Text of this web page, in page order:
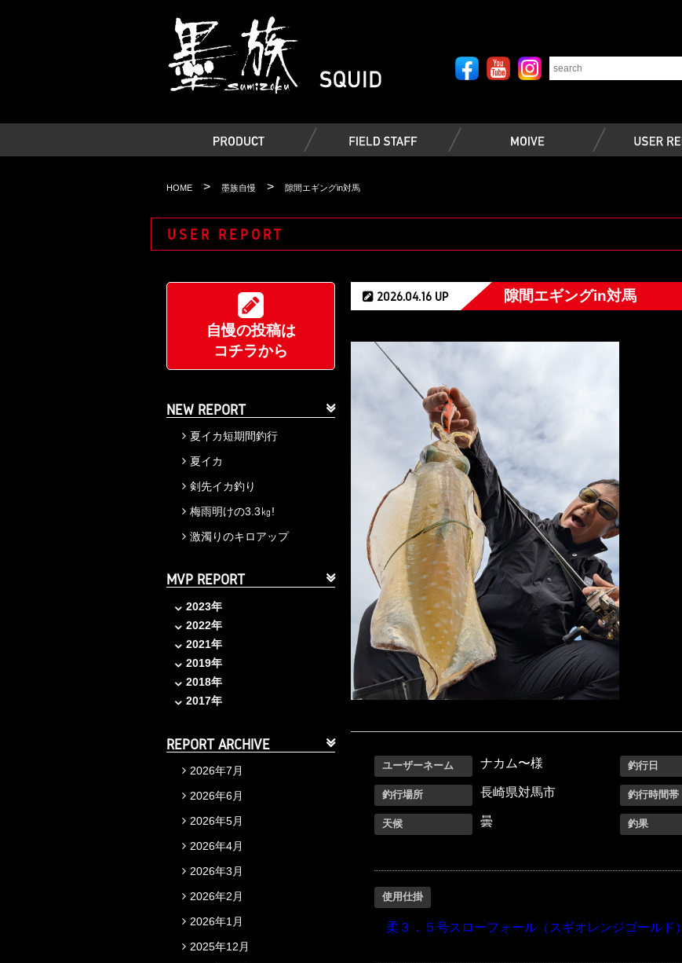
HOME > 墨族自慢 > 隙間エギングin対馬
USER REPORT
自慢の投稿は
コチラから
NEW REPORT
夏イカ短期間釣行
夏イカ
剣先イカ釣り
梅雨明けの3.3㎏!
激濁りのキロアップ
MVP REPORT
2023年
2022年
2021年
2019年
2018年
2017年
REPORT ARCHIVE
2026年7月
2026年6月
2026年5月
2026年4月
2026年3月
2026年2月
2026年1月
2025年12月
2026.04.16 UP 隙間エギングin対馬
ユーザーネーム ナカム〜様 釣行日
釣行場所 長崎県対馬市 釣行時間帯
天候 曇 釣果
使用仕掛
柔３．５号スローフォール（スギオレンジゴールド）